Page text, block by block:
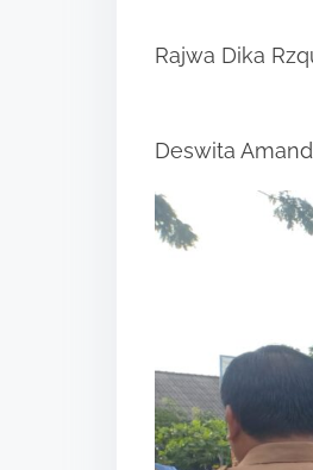
Rajwa Dika
Deswita